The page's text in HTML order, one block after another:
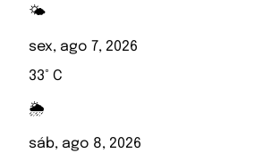
🌤️
sex, ago 7, 2026
33° C
🌦️
sáb, ago 8, 2026